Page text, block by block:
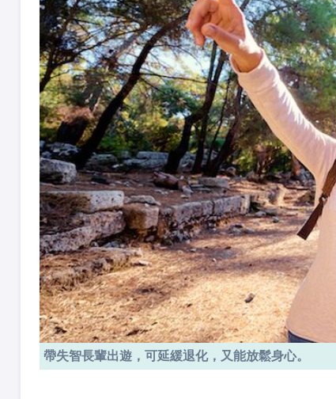
帶失智長輩出遊，可延緩退化，又能放鬆身心。